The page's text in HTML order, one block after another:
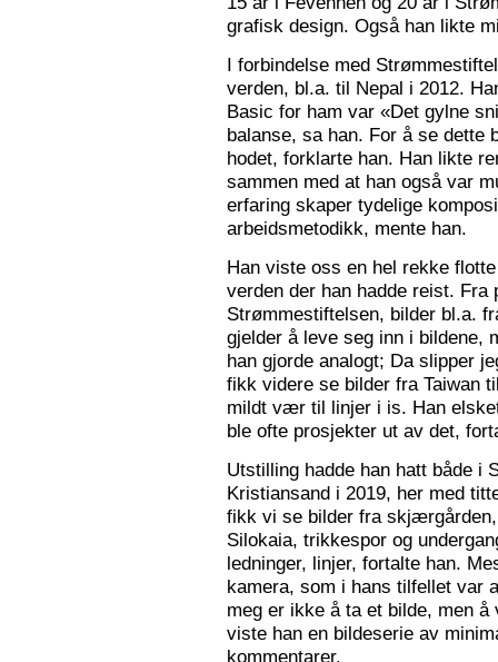
grafisk design. Også han likte
I forbindelse med
verden, bl.a. til Nepal i 2012.
Basic for ham var «Det gylne
balanse, sa han. For å se dette
hodet, forklarte han. Han likte
sammen med at han også var
erfaring skaper tydelige
arbeidsmetodikk, mente han.
Han viste oss en hel rekke
verden der han hadde reist. Fra
Strømmestiftelsen, bilder bl.a.
gjelder å leve seg inn i bildene,
han gjorde analogt; Da slipper
fikk videre se bilder fra Taiwan
mildt vær til linjer i is. Han
ble ofte prosjekter ut av det,
Utstilling hadde han hatt både i
Kristiansand i 2019, her med
fikk vi se bilder fra
Silokaia, trikkespor og
ledninger, linjer, fortalte han.
kamera, som i hans tilfellet var
meg er ikke å ta et bilde, men
viste han en bildeserie av
kommentarer.